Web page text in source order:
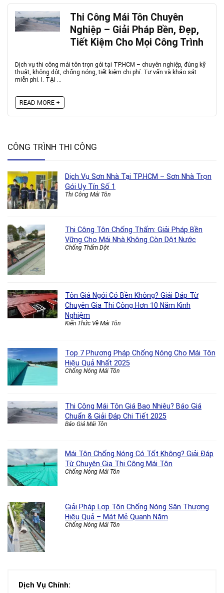
Thi Công Mái Tôn Chuyên
Nghiệp – Giải Pháp Bền, Đẹp,
Tiết Kiệm Cho Mọi Công Trình
Dịch vụ thi công mái tôn trọn gói tại TP.HCM – chuyên nghiệp, đúng kỹ
thuật, không dột, chống nóng, tiết kiệm chi phí. Tư vấn và khảo sát
miễn phí. I. TẠI ...
READ MORE +
CÔNG TRÌNH THI CÔNG
Dịch Vụ Sơn Nhà Tại TP.HCM – Sơn Nhà Trọn
Gói Uy Tín Số 1
Thi Công Mái Tôn
Thi Công Tôn Chống Thấm: Giải Pháp Bền
Vững Cho Mái Nhà Không Còn Dột Nước
Chống Thấm Dột
Tôn Giả Ngói Có Bền Không? Giải Đáp Từ
Chuyên Gia Thi Công Hơn 10 Năm Kinh
Nghiệm
Kiến Thức Về Mái Tôn
Top 7 Phương Pháp Chống Nóng Cho Mái Tôn
Hiệu Quả Nhất 2025
Chống Nóng Mái Tôn
Thi Công Mái Tôn Giá Bao Nhiêu? Báo Giá
Chuẩn & Giải Đáp Chi Tiết 2025
Báo Giá Mái Tôn
Mái Tôn Chống Nóng Có Tốt Không? Giải Đáp
Từ Chuyên Gia Thi Công Mái Tôn
Chống Nóng Mái Tôn
Giải Pháp Lợp Tôn Chống Nóng Sân Thượng
Hiệu Quả – Mát Mẻ Quanh Năm
Chống Nóng Mái Tôn
Dịch Vụ Chính: